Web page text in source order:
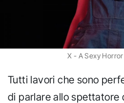
X - A Sexy
Tutti lavori che sono
di parlare allo spettatore